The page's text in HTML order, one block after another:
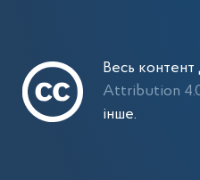
Весь контент
Attribution
інше.